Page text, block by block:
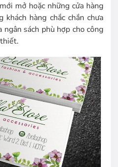
mở hoặc những cửa hàng
hàng chắc chắn chưa
sách phù hợp cho công